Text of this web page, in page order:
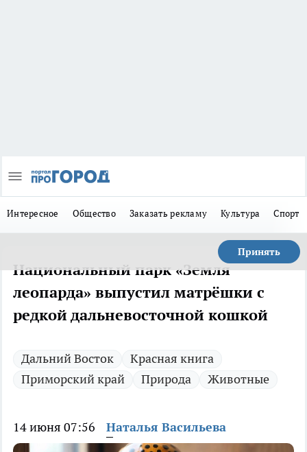
Интересное Общество Заказать рекламу Культура Спорт
Принять
Национальный парк «Земля
леопарда» выпустил матрёшки с
редкой дальневосточной кошкой
Дальний Восток
Красная книга
Приморский край
Природа Животные
14 июня 07:56 Наталья Васильева